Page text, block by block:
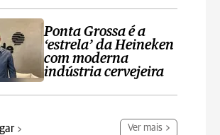
Ponta Grossa é a
‘estrela’ da Heineken
com moderna
indústria cervejeira
Ver mais